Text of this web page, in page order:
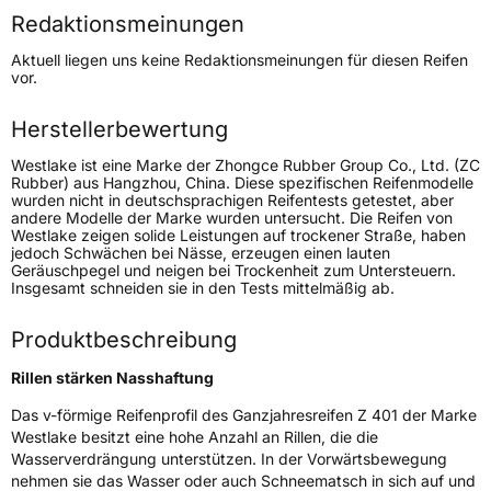
Höchstgeschwindigkeit
270 km/h
Lastindex91
Höchstlast615 kg
Generelle Merkmale
FahrzeugtypPKW
VerwendungGanzjahresreifen
ModellnameZ 401
Weitere Eigenschaften
Schlauchtyp TL
Zustand Neureifen
Redaktionsmeinungen
Aktuell liegen uns keine Redaktionsmeinungen für diesen Reifen
vor.
Herstellerbewertung
Westlake ist eine Marke der Zhongce Rubber Group Co., Ltd. (ZC
Rubber) aus Hangzhou, China. Diese spezifischen Reifenmodelle
wurden nicht in deutschsprachigen Reifentests getestet, aber
andere Modelle der Marke wurden untersucht. Die Reifen von
Westlake zeigen solide Leistungen auf trockener Straße, haben
jedoch Schwächen bei Nässe, erzeugen einen lauten
Geräuschpegel und neigen bei Trockenheit zum Untersteuern.
Insgesamt schneiden sie in den Tests mittelmäßig ab.
Produktbeschreibung
Rillen stärken Nasshaftung
Das v-förmige Reifenprofil des Ganzjahresreifen Z 401 der Marke
Westlake besitzt eine hohe Anzahl an Rillen, die die
Wasserverdrängung unterstützen. In der Vorwärtsbewegung
nehmen sie das Wasser oder auch Schneematsch in sich auf und